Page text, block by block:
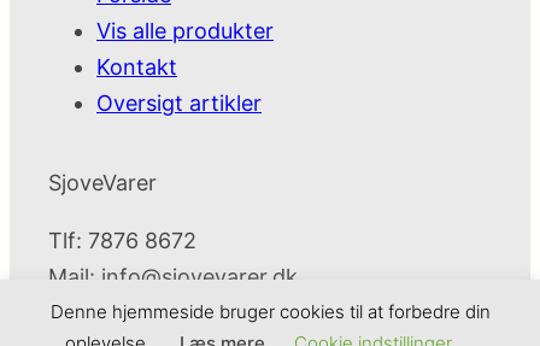
Vis alle produkter
Kontakt
Oversigt artikler
SjoveVarer
Tlf: 7876 8672
Mail: info@sjovevarer.dk
Denne hjemmeside bruger cookies til at forbedre din